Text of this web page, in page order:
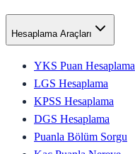
Hesaplama Araçları
YKS Puan Hesaplama
LGS Hesaplama
KPSS Hesaplama
DGS Hesaplama
Puanla Bölüm Sorgu